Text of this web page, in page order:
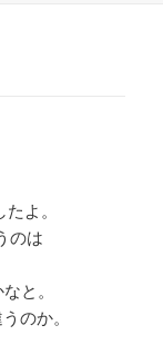
よ。
のは
と。
のか。